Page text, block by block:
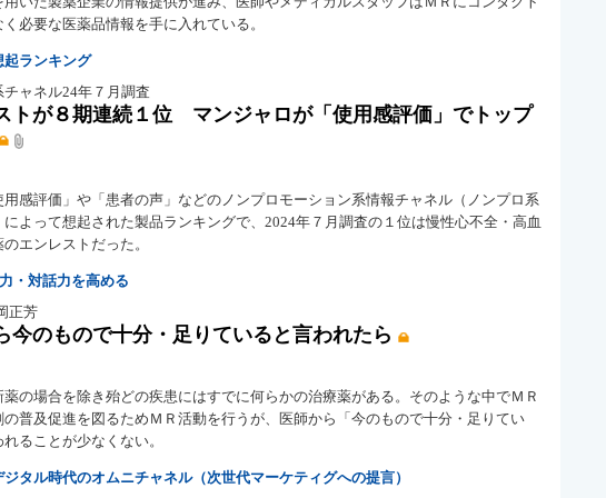
必要な医薬品情報を手に入れている。
起ランキング
チャネル24年７月調査
トが８期連続１位 マンジャロが「使用感評価」でトップ
用感評価」や「患者の声」などのノンプロモーション系情報チャネル（ノンプロ系
によって想起された製品ランキングで、2024年７月調査の１位は慢性心不全・高血
エンレストだった。
・対話力を高める
正芳
今のもので十分・足りていると言われたら
薬の場合を除き殆どの疾患にはすでに何らかの治療薬がある。そのような中でＭＲ
の普及促進を図るためＭＲ活動を行うが、医師から「今のもので十分・足りてい
ることが少なくない。
タル時代のオムニチャネル（次世代マーケティグへの提言）